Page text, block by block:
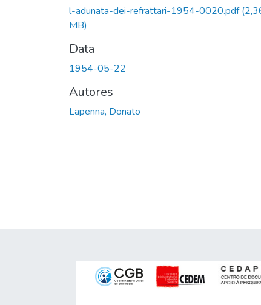
l-adunata-dei-refrattari-1954-0020.pdf
MB)
Data
1954-05-22
Autores
Lapenna, Donato